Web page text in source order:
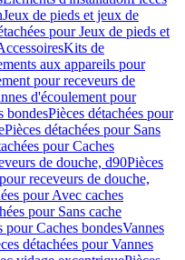
Jeux de pieds et jeux de
pour Jeux de pieds et
Kits de
aux appareils pour
pour receveurs de
d'écoulement pour
bondesPièces détachées pour
Pièces détachées pour Sans
pour Caches
de douche, d90Pièces
receveurs de douche,
pour Avec caches
pour Sans cache
pour Caches bondesVannes
détachées pour Vannes